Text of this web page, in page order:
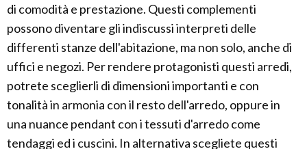
di comodità e prestazione. Questi complementi
possono diventare gli indiscussi interpreti delle
differenti stanze dell'abitazione, ma non solo, anche di
uffici e negozi. Per rendere protagonisti questi arredi,
potrete sceglierli di dimensioni importanti e con
tonalità in armonia con il resto dell'arredo, oppure in
una nuance pendant con i tessuti d'arredo come
tendaggi ed i cuscini. In alternativa scegliete questi